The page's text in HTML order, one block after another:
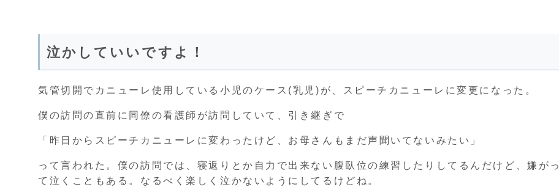
泣かしていいですよ！
気管切開でカニューレ使用している小児のケース(乳児)が、スピーチカニューレに変更になった。
僕の訪問の直前に同僚の看護師が訪問していて、引き継ぎで
「昨日からスピーチカニューレに変わったけど、お母さんもまだ声聞いてないみたい」
って言われた。僕の訪問では、寝返りとか自力で出来ない腹臥位の練習したりしてるんだけど、嫌がっ
て泣くこともある。なるべく楽しく泣かないようにしてるけどね。